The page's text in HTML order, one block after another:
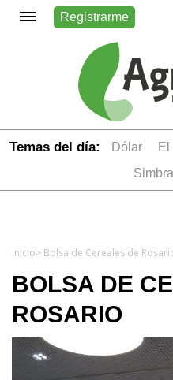
Registrarme
Temas del día: dólar
Inicio> Bolsa de Cereales de
BOLSA DE
ROSARIO